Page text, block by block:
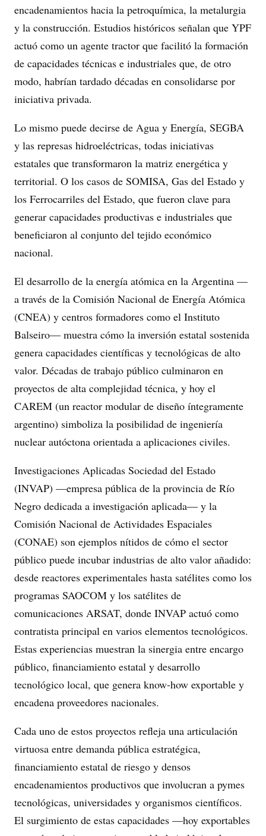
encadenamientos hacia la petroquímica, la metalurgia
y la construcción. Estudios históricos señalan que YPF
actuó como un agente tractor que facilitó la formación
de capacidades técnicas e industriales que, de otro
modo, habrían tardado décadas en consolidarse por
iniciativa privada.
Lo mismo puede decirse de Agua y Energía, SEGBA
y las represas hidroeléctricas, todas iniciativas
estatales que transformaron la matriz energética y
territorial. O los casos de SOMISA, Gas del Estado y
los Ferrocarriles del Estado, que fueron clave para
generar capacidades productivas e industriales que
beneficiaron al conjunto del tejido económico
nacional.
El desarrollo de la energía atómica en la Argentina —
a través de la Comisión Nacional de Energía Atómica
(CNEA) y centros formadores como el Instituto
Balseiro— muestra cómo la inversión estatal sostenida
genera capacidades científicas y tecnológicas de alto
valor. Décadas de trabajo público culminaron en
proyectos de alta complejidad técnica, y hoy el
CAREM (un reactor modular de diseño íntegramente
argentino) simboliza la posibilidad de ingeniería
nuclear autóctona orientada a aplicaciones civiles.
Investigaciones Aplicadas Sociedad del Estado
(INVAP) —empresa pública de la provincia de Río
Negro dedicada a investigación aplicada— y la
Comisión Nacional de Actividades Espaciales
(CONAE) son ejemplos nítidos de cómo el sector
público puede incubar industrias de alto valor añadido:
desde reactores experimentales hasta satélites como los
programas SAOCOM y los satélites de
comunicaciones ARSAT, donde INVAP actuó como
contratista principal en varios elementos tecnológicos.
Estas experiencias muestran la sinergia entre encargo
público, financiamiento estatal y desarrollo
tecnológico local, que genera know-how exportable y
encadena proveedores nacionales.
Cada uno de estos proyectos refleja una articulación
virtuosa entre demanda pública estratégica,
financiamiento estatal de riesgo y densos
encadenamientos productivos que involucran a pymes
tecnológicas, universidades y organismos científicos.
El surgimiento de estas capacidades —hoy exportables